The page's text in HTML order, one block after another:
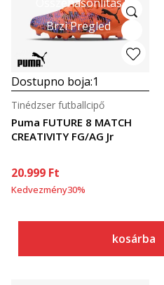
Brzi Pregled
Dostupno boja:1
Puma FUTURE 8 MATCH
CREATIVITY FG/AG Jr
Tinédzser futballcipő
20.999 Ft
Kedvezmény30%
kosárba